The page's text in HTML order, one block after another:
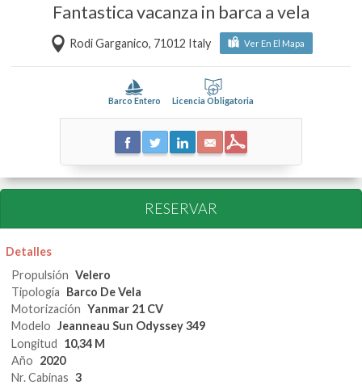
Fantastica vacanza in barca a vela
Rodi Garganico, 71012 Italy Ver En El Mapa
Barco Entero Licencia Obligatoria
RESERVAR
Detalles
Propulsión Velero
Tipología Barco De Vela
Motorización Yanmar 21 CV
Modelo Jeanneau Sun Odyssey 349
Longitud 10,34 M
Año 2020
Nr. Cabinas 3